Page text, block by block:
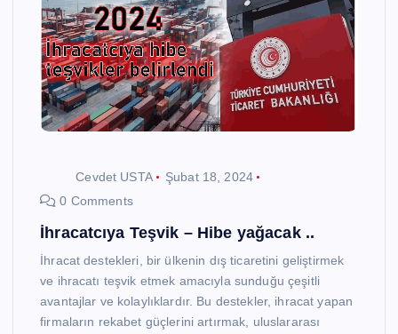
Cevdet USTA
Şubat 18, 2024
0 Comments
İhracatcıya Teşvik – Hibe yağacak ..
İhracat destekleri, bir ülkenin dış ticaretini geliştirmek
ve ihracatı teşvik etmek amacıyla sunduğu çeşitli
avantajlar ve kolaylıklardır. Bu destekler, ihracat yapan
firmaların rekabet güçlerini artırmak, uluslararası